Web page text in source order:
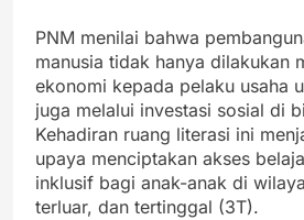
PNM menilai bahwa
manusia tidak hanya dilakukan
ekonomi kepada pelaku usaha
juga melalui investasi sosial di
Kehadiran ruang literasi ini
upaya menciptakan akses
inklusif bagi anak-anak di
terluar, dan tertinggal (3T).